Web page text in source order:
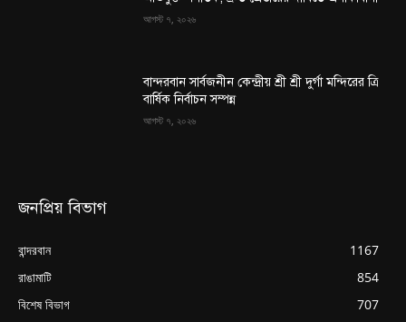
আগস্ট ৭, ২০২৬
বান্দরবান সার্বজনীন কেন্দ্রীয় শ্রী শ্রী দুর্গা মন্দিরের ত্রি
বার্ষিক নির্বাচন সম্পন্ন
আগস্ট ৭, ২০২৬
জনপ্রিয় বিভাগ
বান্দরবান
1167
রাঙামাটি
854
বিশেষ বিভাগ
707